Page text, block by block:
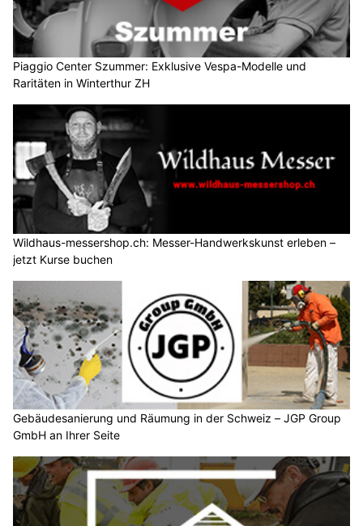
Piaggio Center Szummer: Exklusive Vespa-Modelle und
Raritäten in Winterthur ZH
Wildhaus-messershop.ch: Messer-Handwerkskunst erleben –
jetzt Kurse buchen
Gebäudesanierung und Räumung in der Schweiz – JGP Group
GmbH an Ihrer Seite